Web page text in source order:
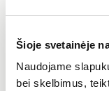
Šioje svetainėje
Naudojame
bei skelbimus,
PDV
SSDV